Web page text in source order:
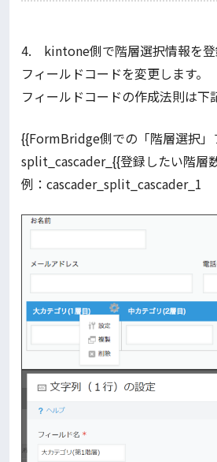
4. kintone側で階層選択情報を登
フィールドコードを変更します。
フィールドコードの作成法則は下
{{FormBridge側での「階層選択」
split_cascader_{{登録したい階層
例：cascader_split_cascader_1